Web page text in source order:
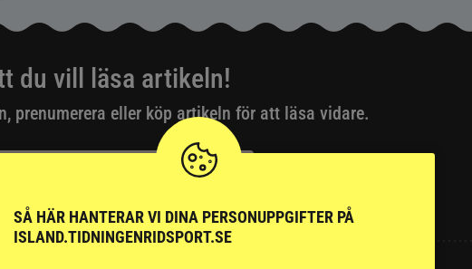
du vill läsa artikeln!
prenumerera eller köp artikeln för att läsa vidare.
skapat ett digitalt konto?
SÅ HÄR HANTERAR VI DINA PERSONUPPGIFTER PÅ
ISLAND.TIDNINGENRIDSPORT.SE